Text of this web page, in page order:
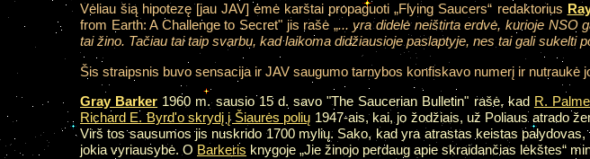
Vėliau šią hipotezę [jau JAV] ėmė karštai propaguoti „Flying Saucers“ redaktorius
from Earth: A Challenge to Secret" jis rašė „... yra didelė neištirta erdvė, kurioje NSO
tai žino. Tačiau tai taip svarbu, kad laikoma didžiausioje paslaptyje, nes tai gali sukelti
Šis straipsnis buvo sensacija ir JAV saugumo tarnybos konfiskavo numerį ir nutraukė
Gray Barker 1960 m. sausio 15 d. savo "The Saucerian Bulletin" rašė, kad R.
Richard E. Byrd'o skrydį į Šiaurės polių 1947-ais, kai, jo žodžiais, už Poliaus atrado
Virš tos sausumos jis nuskrido 1700 mylių. Sako, kad yra atrastas keistas
jokia vyriausybė. O Barkeris knygoje „Jie žinojo perdaug apie skraidančias lėkštes“